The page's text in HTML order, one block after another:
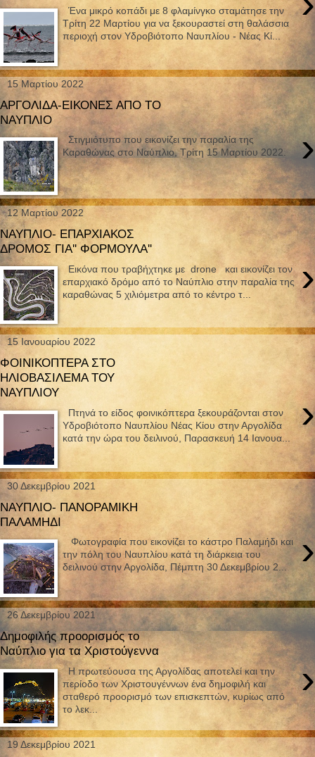
Ένα μικρό κοπάδι με 8 φλαμίνγκο σταμάτησε την
Τρίτη 22 Μαρτίου για να ξεκουραστεί στη θαλάσσια
περιοχή στον Υδροβιότοπο Ναυπλίου - Νέας Κί...
15 Μαρτίου 2022
ΑΡΓΟΛΙΔΑ-ΕΙΚΟΝΕΣ ΑΠΟ ΤΟ
ΝΑΥΠΛΙΟ
›
Στιγμιότυπο που εικονίζει την παραλία της
Καραθώνας στο Ναύπλιο, Τρίτη 15 Μαρτίου 2022.
12 Μαρτίου 2022
ΝΑΥΠΛΙΟ- ΕΠΑΡΧΙΑΚΟΣ
ΔΡΟΜΟΣ ΓΙΑ'' ΦΟΡΜΟΥΛΑ''
›
Εικόνα που τραβήχτηκε με drone και εικονίζει τον
επαρχιακό δρόμο από το Ναύπλιο στην παραλία της
καραθώνας 5 χιλιόμετρα από το κέντρο τ...
15 Ιανουαρίου 2022
ΦΟΙΝΙΚΟΠΤΕΡΑ ΣΤΟ
ΗΛΙΟΒΑΣΙΛΕΜΑ ΤΟΥ
ΝΑΥΠΛΙΟΥ
›
Πτηνά το είδος φοινικόπτερα ξεκουράζονται στον
Υδροβιότοπο Ναυπλίου Νέας Κίου στην Αργολίδα
κατά την ώρα του δειλινού, Παρασκευή 14 Ιανουα...
30 Δεκεμβρίου 2021
ΝΑΥΠΛΙΟ- ΠΑΝΟΡΑΜΙΚΗ
ΠΑΛΑΜΗΔΙ
›
Φωτογραφία που εικονίζει το κάστρο Παλαμήδι και
την πόλη του Ναυπλίου κατά τη διάρκεια του
δειλινού στην Αργολίδα, Πέμπτη 30 Δεκεμβρίου 2...
26 Δεκεμβρίου 2021
Δημοφιλής προορισμός το
Ναύπλιο για τα Χριστούγεννα
›
Η πρωτεύουσα της Αργολίδας αποτελεί και την
περίοδο των Χριστουγέννων ένα δημοφιλή και
σταθερό προορισμό των επισκεπτών, κυρίως από
το λεκ...
19 Δεκεμβρίου 2021